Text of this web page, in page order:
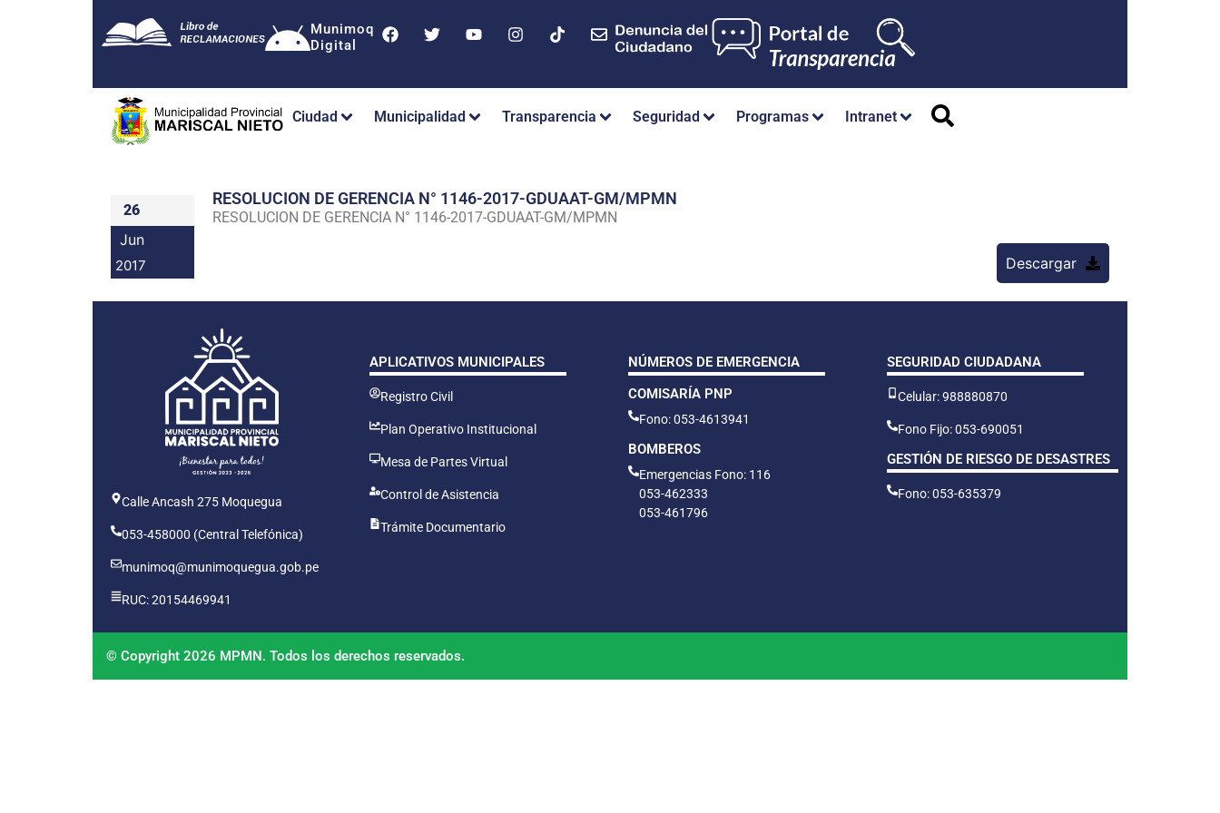
Munimoq
Digital
Ciudad Municipalidad Transparencia Seguridad Programas Intranet
26
Jun
2017
RESOLUCION DE GERENCIA N° 1146-2017-GDUAAT-GM/MPMN
RESOLUCION DE GERENCIA N° 1146-2017-GDUAAT-GM/MPMN
Descargar
Calle Ancash 275 Moquegua
053-458000 (Central Telefónica)
munimoq@munimoquegua.gob.pe
RUC: 20154469941
APLICATIVOS MUNICIPALES
Registro Civil
Plan Operativo Institucional
Mesa de Partes Virtual
Control de Asistencia
Trámite Documentario
NÚMEROS DE EMERGENCIA
COMISARÍA PNP
Fono: 053-4613941
BOMBEROS
Emergencias Fono: 116
053-462333
053-461796
SEGURIDAD CIUDADANA
Celular: 988880870
Fono Fijo: 053-690051
GESTIÓN DE RIESGO DE DESASTRES
Fono: 053-635379
© Copyright 2026 MPMN. Todos los derechos reservados.